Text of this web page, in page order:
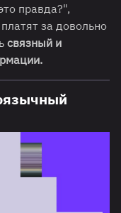
правда?",
за довольно
связный и